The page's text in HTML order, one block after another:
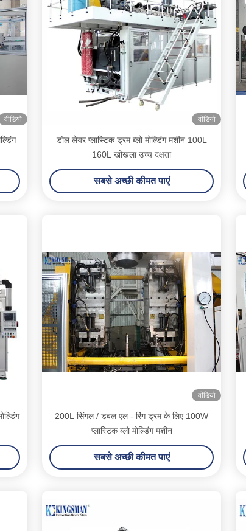
वीडियो वीडियो
डोल लेयर प्लास्टिक ड्रम ब्लो मोल्डिंग मशीन 100L
160L खोखला उच्च दक्षता
सबसे अच्छी कीमत पाएं
वीडियो
200L सिंगल / डबल एल - रिंग ड्रम के लिए 100W
प्लास्टिक ब्लो मोल्डिंग मशीन
सबसे अच्छी कीमत पाएं